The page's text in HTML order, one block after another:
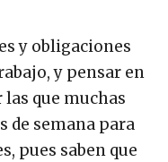
y obligaciones
y pensar en
que muchas
de semana para
pues saben que